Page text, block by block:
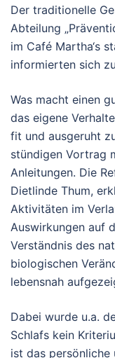
Der traditionelle
Abteilung
im Café Martha‘s
informierten sich
Was macht einen
das eigene
fit und ausgeruht
stündigen Vortrag
Anleitungen. Die
Dietlinde Thum,
Aktivitäten im
Auswirkungen auf
Verständnis des
biologischen
lebensnah
Dabei wurde u.a.
Schlafs kein
ist das persönliche